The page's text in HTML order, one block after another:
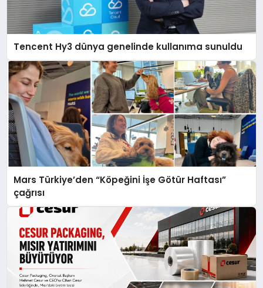
Tencent Hy3 dünya genelinde kullanıma sunuldu
Mars Türkiye’den “Köpeğini İşe Götür Haftası”
çağrısı